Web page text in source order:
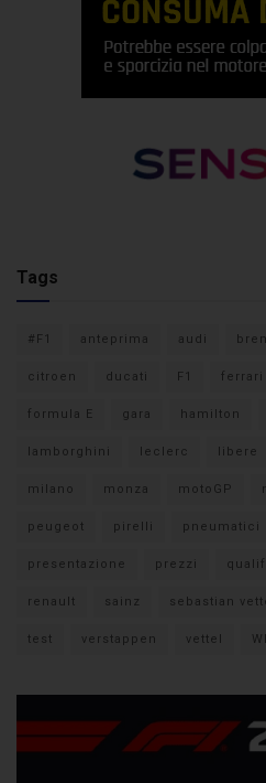
Tags
#F1 anteprima audi
citroen ducati F1 ferrari
formula E gara hamilton
lamborghini leclerc libere
milano monza motoGP
peugeot pirelli pneumatici
presentazione prezzi
renault sainz sebastian
test verstappen vettel